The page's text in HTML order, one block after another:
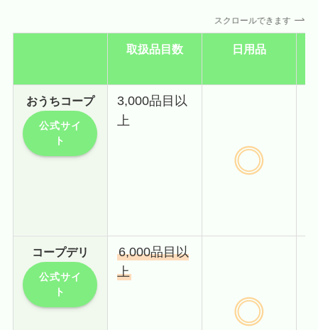
スクロールできます
取扱品目数 日用品
おうちコープ
公式サイ
ト
3,000品目以
上
コープデリ
公式サイ
ト
6,000品目以
上